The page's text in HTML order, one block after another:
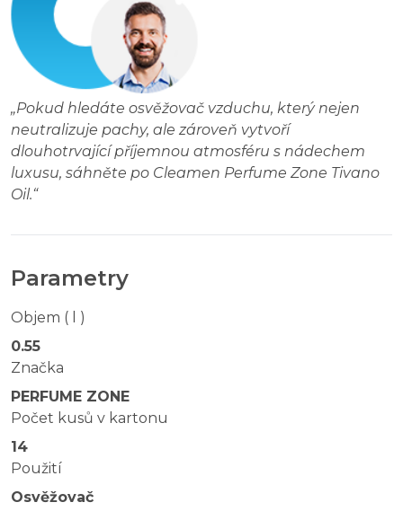
„Pokud hledáte osvěžovač vzduchu, který nejen
neutralizuje pachy, ale zároveň vytvoří
dlouhotrvající příjemnou atmosféru s nádechem
luxusu, sáhněte po Cleamen Perfume Zone Tivano
Oil.“
Parametry
Objem ( l )
0.55
Značka
PERFUME ZONE
Počet kusů v kartonu
14
Použití
Osvěžovač